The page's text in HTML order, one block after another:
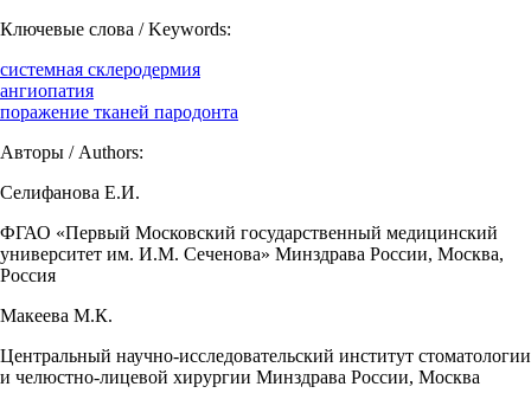
Ключевые слова / Keywords:
системная склеродермия
ангиопатия
поражение тканей пародонта
Авторы / Authors:
Селифанова Е.И.
ФГАО «Первый Московский государственный медицинский
университет им. И.М. Сеченова» Минздрава России, Москва,
Россия
Макеева М.К.
Центральный научно-исследовательский институт стоматологии
и челюстно-лицевой хирургии Минздрава России, Москва